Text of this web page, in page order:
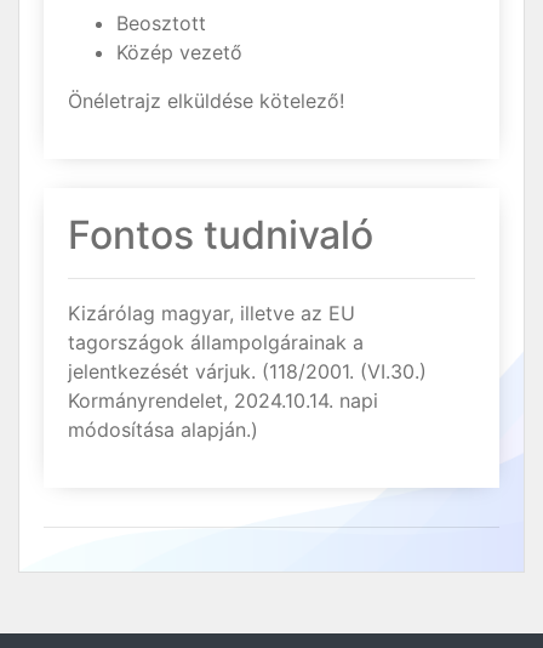
Beosztott
Közép vezető
Önéletrajz elküldése kötelező!
Fontos tudnivaló
Kizárólag magyar, illetve az EU
tagországok állampolgárainak a
jelentkezését várjuk. (118/2001. (VI.30.)
Kormányrendelet, 2024.10.14. napi
módosítása alapján.)